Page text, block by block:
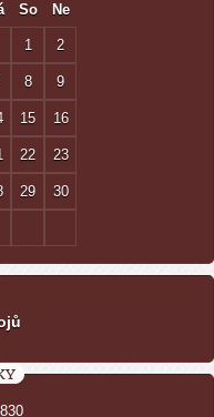
So Ne
1 2
8 9
15 16
22 23
29 30